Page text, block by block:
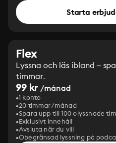
Starta
Flex
Lyssna och läs ibland –
timmar.
99 kr /månad
1 konto
20 timmar/månad
Spara upp till 100 olyssnade
Exklusivt innehåll
Avsluta när du vill
Obegränsad lyssning på